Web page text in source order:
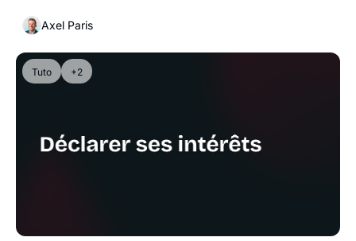
Axel Paris
Tuto +2